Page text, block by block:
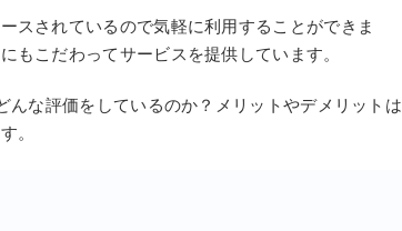
スされているので気軽に利用することができま
もこだわってサービスを提供しています。
な評価をしているのか？メリットやデメリットは
。